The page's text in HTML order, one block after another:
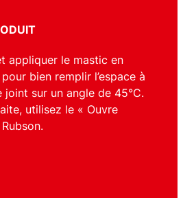
appliquer le mastic en
bien remplir l’espace à
sur un angle de 45°C.
utilisez le « Ouvre